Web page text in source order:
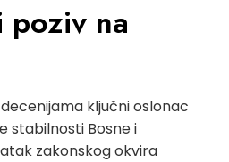
poziv na
ključni oslonac
stabilnosti Bosne i
zakonskog okvira